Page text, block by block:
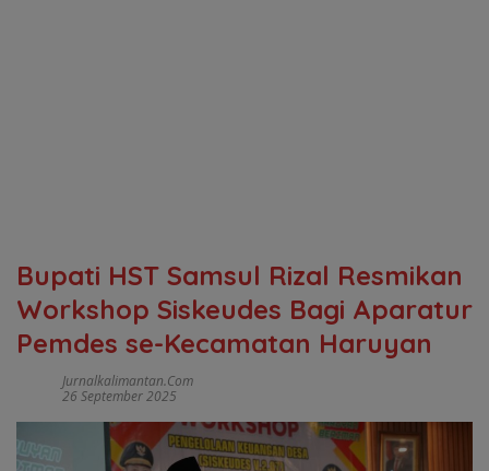
Bupati HST Samsul Rizal Resmikan
Workshop Siskeudes Bagi Aparatur
Pemdes se-Kecamatan Haruyan
Jurnalkalimantan.com
26 September 2025